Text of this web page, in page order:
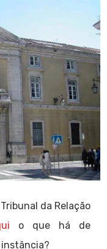
da Relação
o que há de